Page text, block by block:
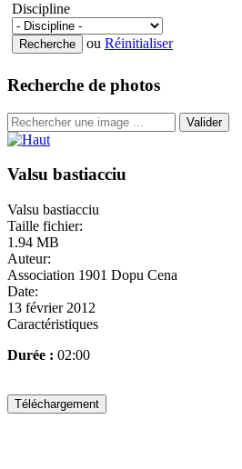
Discipline
ou Réinitialiser
Recherche de photos
Valider
Valsu bastiacciu
Valsu bastiacciu
Taille fichier:
1.94 MB
Auteur:
Association 1901 Dopu Cena
Date:
13 février 2012
Caractéristiques
Durée : 02:00